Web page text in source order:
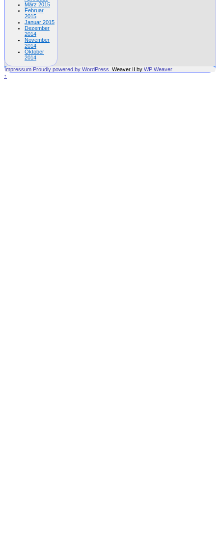
März 2015
Februar
2015
Januar 2015
Dezember
2014
November
2014
Oktober
2014
Impressum Proudly powered by WordPress Weaver II by WP Weaver
↑